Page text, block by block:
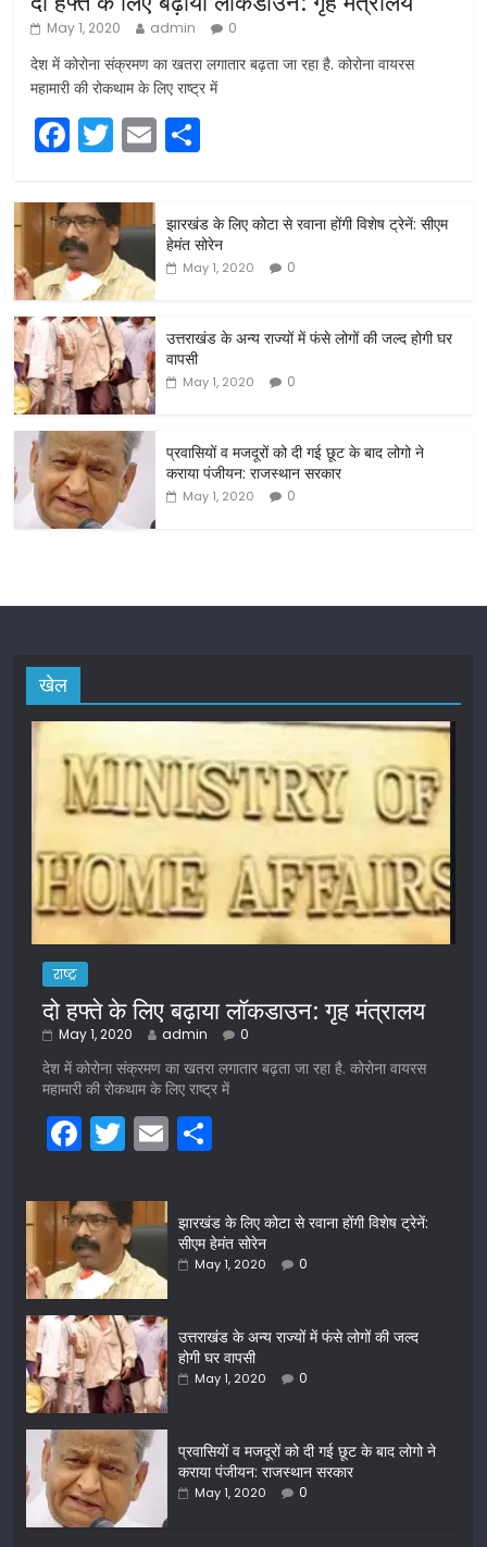
May 1, 2020 admin 0
देश में कोरोना संक्रमण का खतरा लगातार बढ़ता जा रहा है. कोरोना वायरस
महामारी की रोकथाम के लिए राष्ट्र में
F
a
c
e
b
o
o
k
T
w
itt
er
E
m
ar
e
झारखंड के लिए कोटा से रवाना होंगी विशेष ट्रेनें: सीएम
हेमंत सोरेन
May 1, 2020 0
उत्तराखंड के अन्य राज्यों में फंसे लोगों की जल्द होगी घर
वापसी
May 1, 2020 0
प्रवासियों व मजदूरों को दी गई छूट के बाद लोगो ने
कराया पंजीयन: राजस्थान सरकार
May 1, 2020 0
खेल
राष्ट्र
दो हफ्ते के लिए बढ़ाया लॉकडाउन: गृह मंत्रालय
May 1, 2020 admin 0
देश में कोरोना संक्रमण का खतरा लगातार बढ़ता जा रहा है. कोरोना वायरस
महामारी की रोकथाम के लिए राष्ट्र में
F
a
c
e
b
o
o
k
T
w
itt
er
E
m
ar
e
झारखंड के लिए कोटा से रवाना होंगी विशेष ट्रेनें:
सीएम हेमंत सोरेन
May 1, 2020 0
उत्तराखंड के अन्य राज्यों में फंसे लोगों की जल्द
होगी घर वापसी
May 1, 2020 0
प्रवासियों व मजदूरों को दी गई छूट के बाद लोगो ने
कराया पंजीयन: राजस्थान सरकार
May 1, 2020 0